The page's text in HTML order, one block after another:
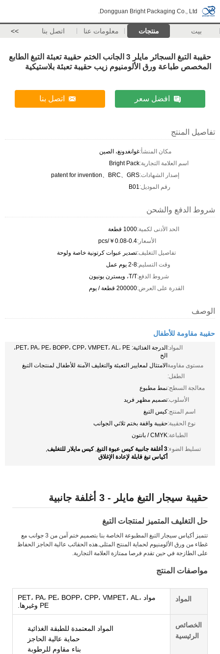
Dongguan Bright Packaging Co., Ltd.
بيت منتجات معلومات عنا اتصل بنا >>
حقيبة التبغ السجائر مايلر 3 الجانب الختم حقيبة تعبئة التبغ الطابع
المخصص طباعة ورق الألومنيوم زيب حقيبة تعبئة بلاستيكية
افضل سعر اتصل بنا
تفاصيل المنتج
مكان المنشأ:غوانغدونغ، الصين
اسم العلامة التجارية:Bright Pack
إصدار الشهادات:patent for invention、BRC、GRS
رقم الموديل:B01
شروط الدفع والشحن
الحد الأدنى لكمية:1000 قطعة
الأسعار:￥0.08-0.4/pcs
تفاصيل التغليف:تصدير عبوات كرتونية خاصة ولوحة
وقت التسليم:2-8 يوم عمل
شروط الدفع:T/T، ويسترن يونيون
القدرة على العرض:200000 قطعة / يوم
الوصف
حقيبة مقاومة للأطفال
المواد:
الدرجة الغذائية: PET، PA، PE، BOPP، CPP، VMPET، AL، PE،
الخ
مستوى مقاومة
الطفل:
الامتثال لمعايير التعبئة والتغليف الآمنة للأطفال لمنتجات التبغ
معالجة السطح:نمط مطبوع
الأسلوب:تصميم مظهر فريد
اسم المنتج:كيس التبغ
نوع الحقيبة:حقيبة واقفة بختم ثلاثي الجوانب
الطباعة:CMYK / بانتون
تسليط الضوء:3 أغلفة جانبية كيس عبوة التبغ ,كيس مايلار للتغليف,
أكياس تبغ قابلة لإعادة الإغلاق
حقيبة سيجار التبغ مايلر - 3 أغلفة جانبية
حل التغليف المتميز لمنتجات التبغ
تتميز أكياس سيجار التبغ المطبوعة الخاصة بنا بتصميم ختم آمن من 3 جوانب مع
غطاء من ورق الألومنيوم لحماية المنتج المثلى.هذه الحقائب عالية الحاجز الحفاظ
على الطازجة في حين تقدم فرصا ممتازة العلامة التجارية.
مواصفات المنتج
المواد
مواد PET، PA، PE، BOPP، CPP، VMPET، AL،
PE وغيرها.
الخصائص
الرئيسية
المواد المعتمدة للطبقة الغذائية
حماية عالية الحاجز
بناء مقاوم للرطوبة